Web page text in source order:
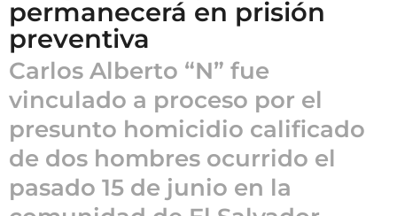
m
e
s
a
g
permanecerá en prisión
preventiva
Carlos Alberto “N” fue
vinculado a proceso por el
presunto homicidio calificado
de dos hombres ocurrido el
pasado 15 de junio en la